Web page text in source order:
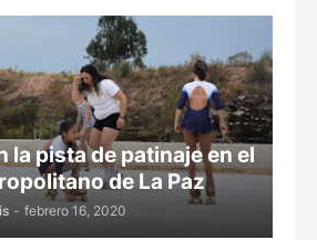
la pista de patinaje en el
de La Paz
- febrero 16, 2020